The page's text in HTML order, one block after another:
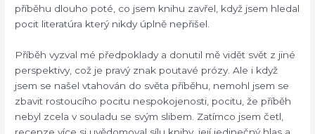
příběhu dlouho poté, co jsem knihu zavřel, když jsem hledal
pocit literatúra který nikdy úplně nepřišel.
Příběh vyzval mé předpoklady a donutil mě vidět svět z jiné
perspektivy, což je pravý znak poutavé prózy. Ale i když
jsem se našel vtahován do světa příběhu, nemohl jsem se
zbavit rostoucího pocitu nespokojenosti, pocitu, že příběh
nebyl zcela v souladu se svým slibem. Zatímco jsem četl,